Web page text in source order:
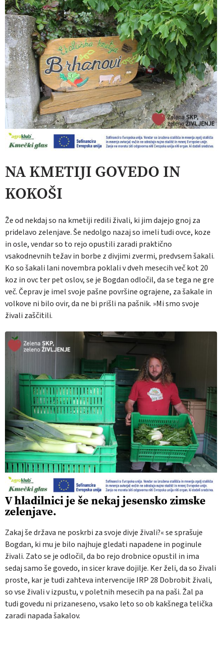
NA KMETIJI GOVEDO IN
KOKOŠI
Že od nekdaj so na kmetiji redili živali, ki jim dajejo gnoj za
pridelavo zelenjave. Še nedolgo nazaj so imeli tudi ovce, koze
in osle, vendar so to rejo opustili zaradi praktično
vsakodnevnih težav in borbe z divjimi zvermi, predvsem šakali.
Ko so šakali lani novembra poklali v dveh mesecih več kot 20
koz in ovc ter pet oslov, se je Bogdan odločil, da se tega ne gre
več. Čeprav je imel svoje pašne površine ograjene, za šakale in
volkove ni bilo ovir, da ne bi prišli na pašnik. »Mi smo svoje
živali zaščitili.
V hladilnici je še nekaj jesensko zimske
zelenjave.
Zakaj še država ne poskrbi za svoje divje živali?« se sprašuje
Bogdan, ki mu je bilo najhuje gledati napadene in poginule
živali. Zato se je odločil, da bo rejo drobnice opustil in ima
sedaj samo še govedo, in sicer krave dojilje. Ker želi, da so živali
proste, kar je tudi zahteva intervencije IRP 28 Dobrobit živali,
so vse živali v izpustu, v poletnih mesecih pa na paši. Žal pa
tudi govedu ni prizaneseno, vsako leto so ob kakšnega telička
zaradi napada šakalov.